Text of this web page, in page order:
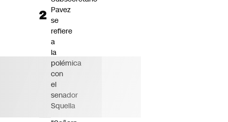
Pavez
se
refiere
a
la
polémica
con
el
senador
Squella